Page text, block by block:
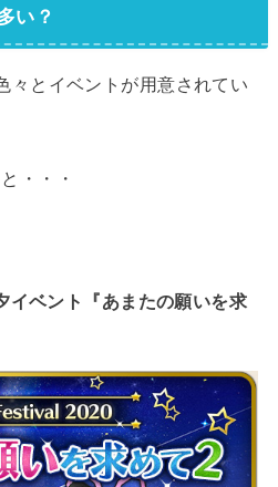
い？
々とイベントが用意されてい
・・・
イベント『あまたの願いを求